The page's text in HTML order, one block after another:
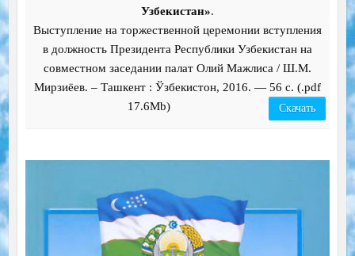
Узбекистан».
Выступление на торжественной церемонии вступления
в должность Президента Республики Узбекистан на
совместном заседании палат Олий Мажлиса / Ш.М.
Мирзиёев. – Ташкент : Ўзбекистон, 2016. — 56 с. (.pdf
17.6Mb)
Скачать